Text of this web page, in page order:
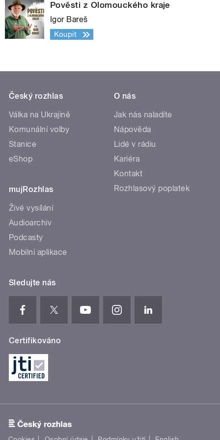
Pověsti z Olomouckého kraje
Igor Bareš
Koupit
Český rozhlas
Válka na Ukrajině
Komunální volby
Stanice
eShop
mujRozhlas
Živé vysílání
Audioarchiv
Podcasty
Mobilní aplikace
O nás
Jak nás naladíte
Nápověda
Lidé v rádiu
Kariéra
Kontakt
Rozhlasový poplatek
Sledujte nás
Certifikováno